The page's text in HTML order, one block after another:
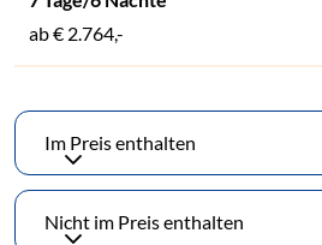
ab€ 2.764,-
Im Preis enthalten
Nicht im Preis enthalten